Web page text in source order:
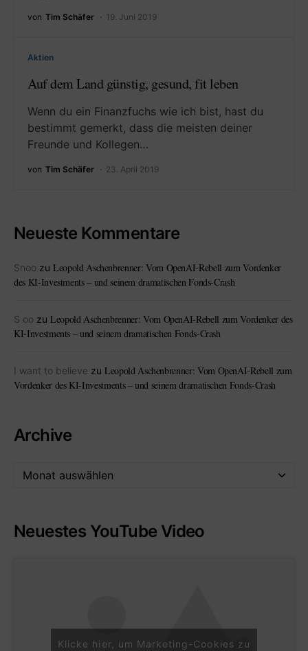
von Tim Schäfer 19. Juni 2019
Aktien
Auf dem Land günstig, gesund, fit leben
Wenn du ein Finanzfuchs wie ich bist, hast du
bestimmt gemerkt, dass die meisten deiner
Freunde und Kollegen…
von Tim Schäfer 23. April 2019
Neueste Kommentare
Snoo zu Leopold Aschenbrenner: Vom OpenAI-Rebell zum Vordenker
des KI-Investments – und seinem dramatischen Fonds-Crash
S oo zu Leopold Aschenbrenner: Vom OpenAI-Rebell zum Vordenker des
KI-Investments – und seinem dramatischen Fonds-Crash
I want to believe zu Leopold Aschenbrenner: Vom OpenAI-Rebell zum
Vordenker des KI-Investments – und seinem dramatischen Fonds-Crash
Archive
Neuestes YouTube Video
Klicke hier, um Marketing-Cookies zu